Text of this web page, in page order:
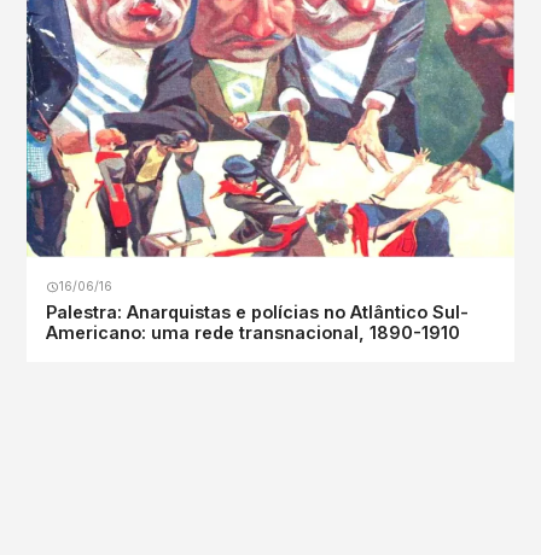
16/06/16
Palestra: Anarquistas e polícias no Atlântico Sul-
Americano: uma rede transnacional, 1890-1910